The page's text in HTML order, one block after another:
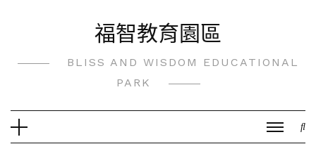
福智教育園區
BLISS AND WISDOM EDUCATIONAL
PARK